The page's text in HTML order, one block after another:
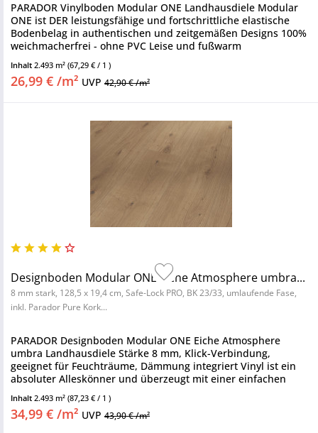
PARADOR Vinylboden Modular ONE Landhausdiele Modular
ONE ist DER leistungsfähige und fortschrittliche elastische
Bodenbelag in authentischen und zeitgemäßen Designs 100%
weichmacherfrei - ohne PVC Leise und fußwarm
Nutzungsklasse 23/33 -...
Inhalt 2.493 m² (67,29 € / 1 )
26,99 € /m² UVP 42,90 € /m²
Designboden Modular ONE Eiche Atmosphere umbra...
8 mm stark, 128,5 x 19,4 cm, Safe-Lock PRO, BK 23/33, umlaufende Fase,
inkl. Parador Pure Kork...
PARADOR Designboden Modular ONE Eiche Atmosphere
umbra Landhausdiele Stärke 8 mm, Klick-Verbindung,
geeignet für Feuchträume, Dämmung integriert Vinyl ist ein
absoluter Alleskönner und überzeugt mit einer einfachen
Verlegung sowie einem...
Inhalt 2.493 m² (87,23 € / 1 )
34,99 € /m² UVP 43,90 € /m²